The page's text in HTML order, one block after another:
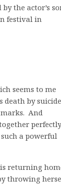
the actor’s
festival in
seems to me
death by suicide
And
perfectly
a powerful
returning
throwing